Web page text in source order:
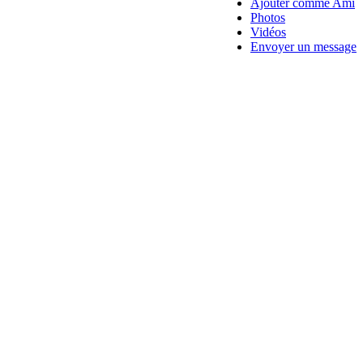
Ajouter comme Ami
Photos
Vidéos
Envoyer un message